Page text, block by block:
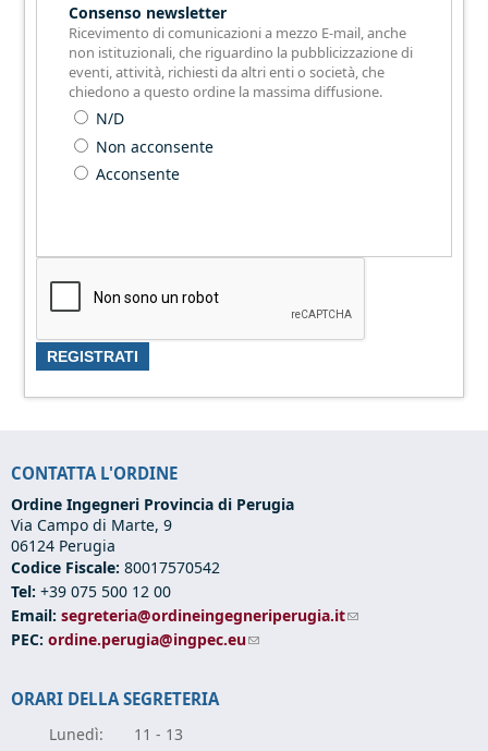
Consenso newsletter
Ricevimento di comunicazioni a mezzo E-mail, anche
non istituzionali, che riguardino la pubblicizzazione di
eventi, attività, richiesti da altri enti o società, che
chiedono a questo ordine la massima diffusione.
N/D
Non acconsente
Acconsente
CONTATTA L'ORDINE
Ordine Ingegneri Provincia di Perugia
Via Campo di Marte, 9
06124 Perugia
Codice Fiscale: 80017570542
Tel: +39 075 500 12 00
Email: segreteria@ordineingegneriperugia.it(link sends e-mail)
PEC: ordine.perugia@ingpec.eu(link sends e-mail)
ORARI DELLA SEGRETERIA
Lunedì: 11 - 13